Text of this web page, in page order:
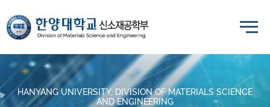
HANYANG UNIVERSITY, DIVISION OF MATERIALS SCIENCE
AND ENGINEERING